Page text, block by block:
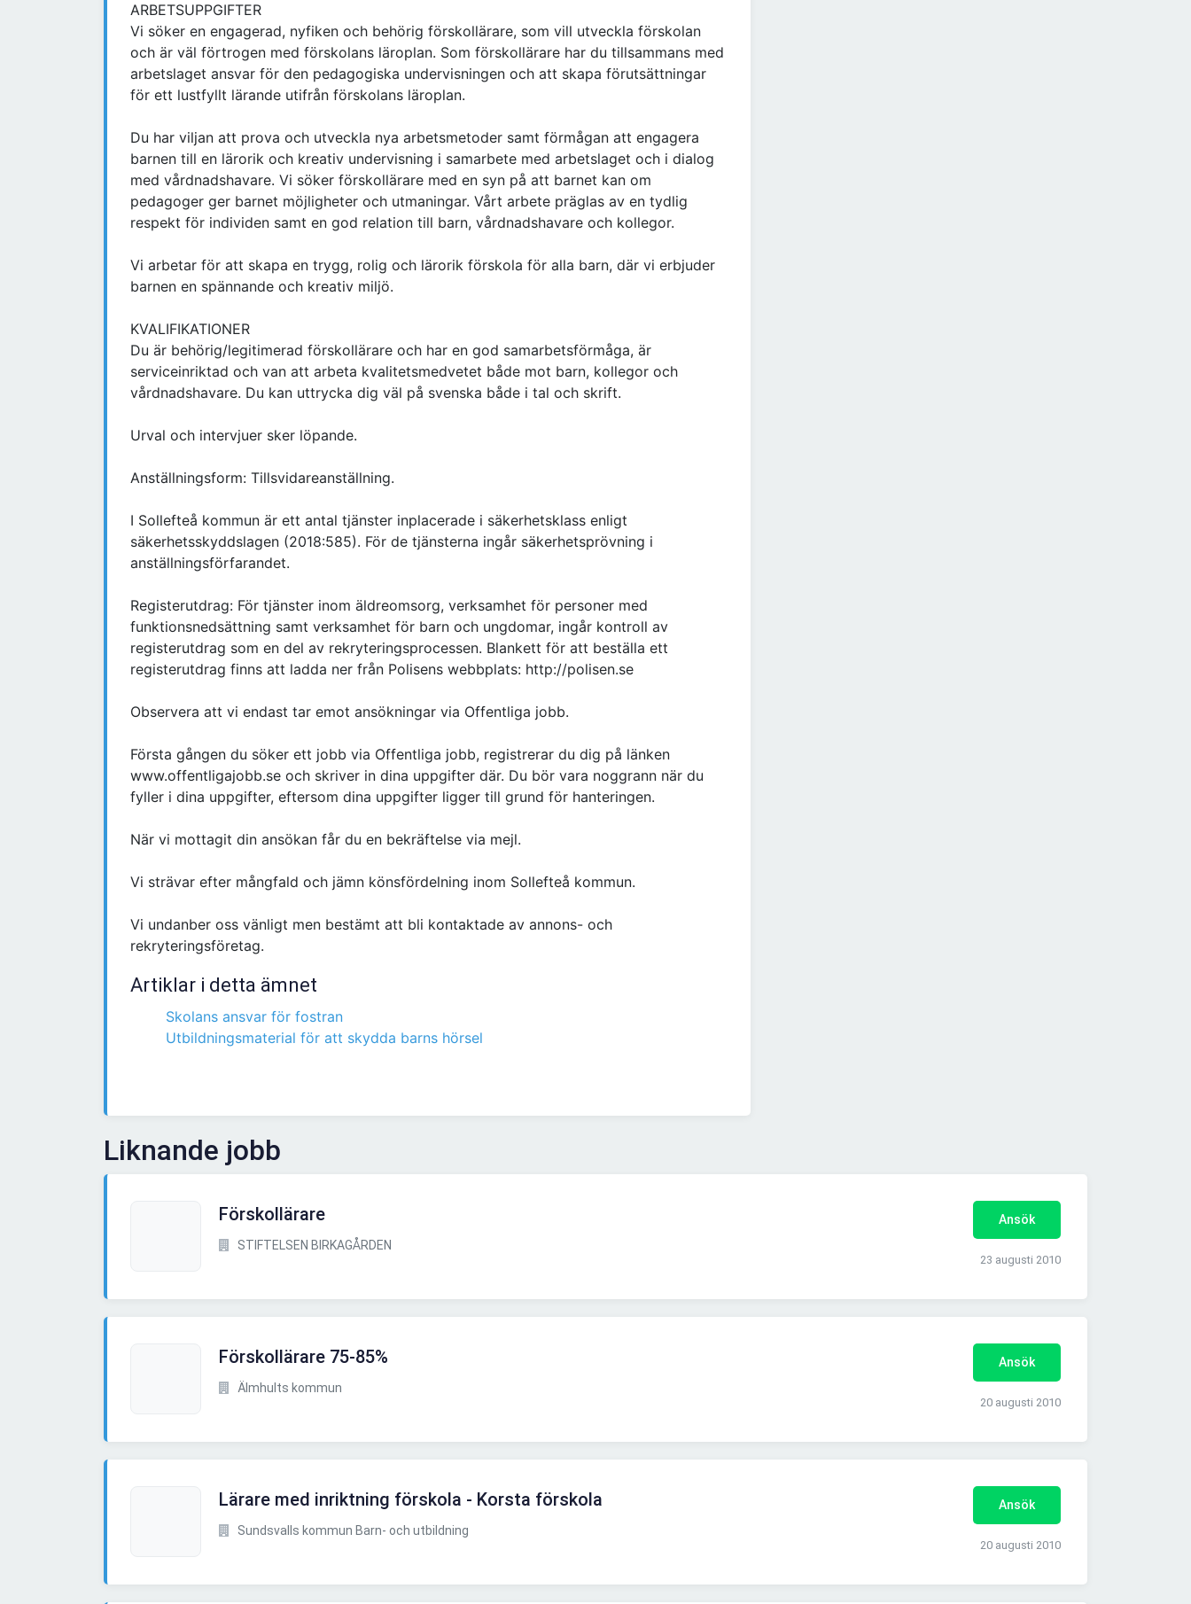
ARBETSUPPGIFTER
Vi söker en engagerad, nyfiken och behörig förskollärare, som vill utveckla förskolan
och är väl förtrogen med förskolans läroplan. Som förskollärare har du tillsammans med
arbetslaget ansvar för den pedagogiska undervisningen och att skapa förutsättningar
för ett lustfyllt lärande utifrån förskolans läroplan.
Du har viljan att prova och utveckla nya arbetsmetoder samt förmågan att engagera
barnen till en lärorik och kreativ undervisning i samarbete med arbetslaget och i dialog
med vårdnadshavare. Vi söker förskollärare med en syn på att barnet kan om
pedagoger ger barnet möjligheter och utmaningar. Vårt arbete präglas av en tydlig
respekt för individen samt en god relation till barn, vårdnadshavare och kollegor.
Vi arbetar för att skapa en trygg, rolig och lärorik förskola för alla barn, där vi erbjuder
barnen en spännande och kreativ miljö.
KVALIFIKATIONER
Du är behörig/legitimerad förskollärare och har en god samarbetsförmåga, är
serviceinriktad och van att arbeta kvalitetsmedvetet både mot barn, kollegor och
vårdnadshavare. Du kan uttrycka dig väl på svenska både i tal och skrift.
Urval och intervjuer sker löpande.
Anställningsform: Tillsvidareanställning.
I Sollefteå kommun är ett antal tjänster inplacerade i säkerhetsklass enligt
säkerhetsskyddslagen (2018:585). För de tjänsterna ingår säkerhetsprövning i
anställningsförfarandet.
Registerutdrag: För tjänster inom äldreomsorg, verksamhet för personer med
funktionsnedsättning samt verksamhet för barn och ungdomar, ingår kontroll av
registerutdrag som en del av rekryteringsprocessen. Blankett för att beställa ett
registerutdrag finns att ladda ner från Polisens webbplats: http://polisen.se
Observera att vi endast tar emot ansökningar via Offentliga jobb.
Första gången du söker ett jobb via Offentliga jobb, registrerar du dig på länken
www.offentligajobb.se och skriver in dina uppgifter där. Du bör vara noggrann när du
fyller i dina uppgifter, eftersom dina uppgifter ligger till grund för hanteringen.
När vi mottagit din ansökan får du en bekräftelse via mejl.
Vi strävar efter mångfald och jämn könsfördelning inom Sollefteå kommun.
Vi undanber oss vänligt men bestämt att bli kontaktade av annons- och
rekryteringsföretag.
Artiklar i detta ämnet
Skolans ansvar för fostran
Utbildningsmaterial för att skydda barns hörsel
Liknande jobb
Förskollärare
STIFTELSEN BIRKAGÅRDEN
Ansök
23 augusti 2010
Förskollärare 75-85%
Älmhults kommun
Ansök
20 augusti 2010
Lärare med inriktning förskola - Korsta förskola
Sundsvalls kommun Barn- och utbildning
Ansök
20 augusti 2010